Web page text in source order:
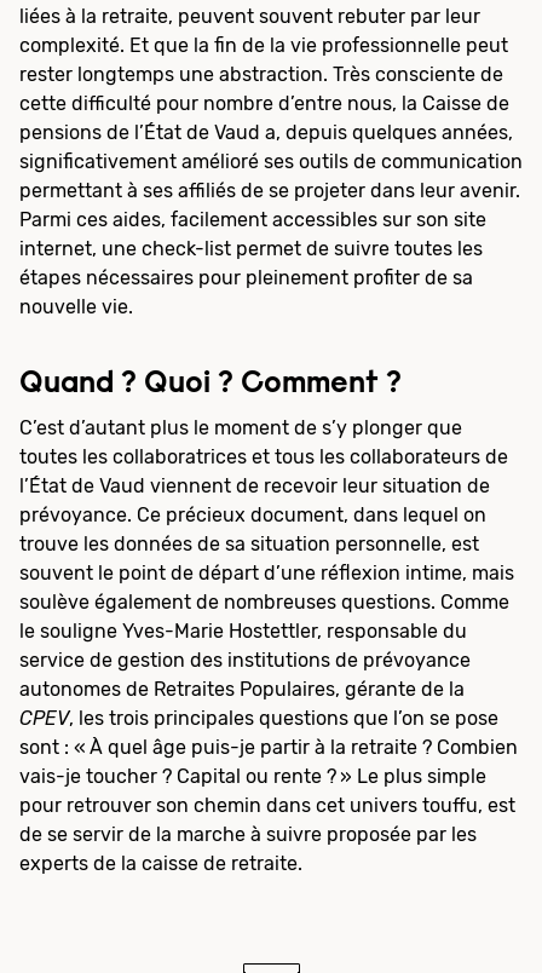
liées à la retraite, peuvent souvent rebuter par leur
complexité. Et que la fin de la vie professionnelle peut
rester longtemps une abstraction. Très consciente de
cette difficulté pour nombre d’entre nous, la Caisse de
pensions de l’État de Vaud a, depuis quelques années,
significativement amélioré ses outils de communication
permettant à ses affiliés de se projeter dans leur avenir.
Parmi ces aides, facilement accessibles sur son site
internet, une check-list permet de suivre toutes les
étapes nécessaires pour pleinement profiter de sa
nouvelle vie.
Quand ? Quoi ? Comment ?
C’est d’autant plus le moment de s’y plonger que
toutes les collaboratrices et tous les collaborateurs de
l’État de Vaud viennent de recevoir leur situation de
prévoyance. Ce précieux document, dans lequel on
trouve les données de sa situation personnelle, est
souvent le point de départ d’une réflexion intime, mais
soulève également de nombreuses questions. Comme
le souligne Yves-Marie Hostettler, responsable du
service de gestion des institutions de prévoyance
autonomes de Retraites Populaires, gérante de la
CPEV, les trois principales questions que l’on se pose
sont : « À quel âge puis-je partir à la retraite ? Combien
vais-je toucher ? Capital ou rente ? » Le plus simple
pour retrouver son chemin dans cet univers touffu, est
de se servir de la marche à suivre proposée par les
experts de la caisse de retraite.